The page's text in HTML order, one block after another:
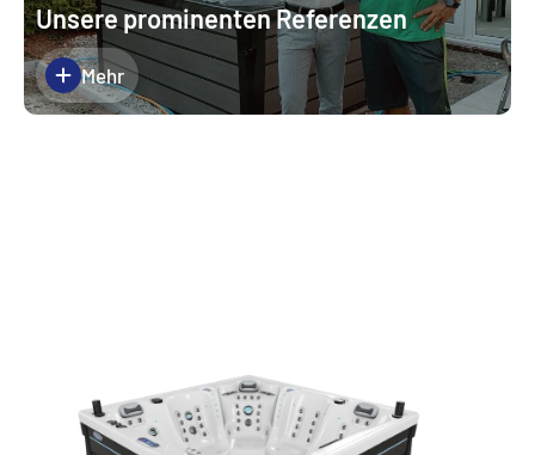
Unsere prominenten Referenzen
Mehr